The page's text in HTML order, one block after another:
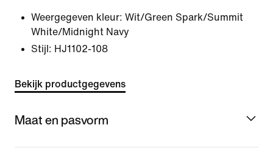
Weergegeven kleur: Wit/Green Spark/Summit
White/Midnight Navy
Stijl: HJ1102-108
Bekijk productgegevens
Maat en pasvorm